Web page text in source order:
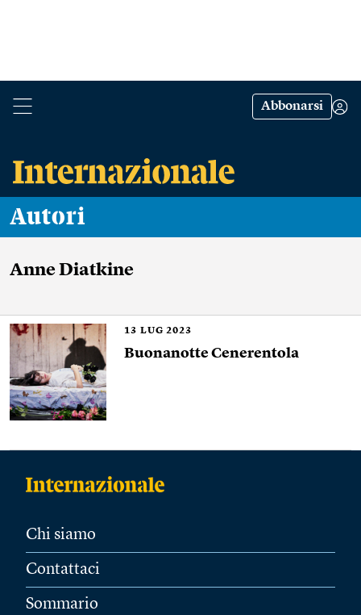
Abbonarsi
Autori
Anne Diatkine
13 LUG 2023
Buonanotte Cenerentola
Chi siamo
Contattaci
Sommario